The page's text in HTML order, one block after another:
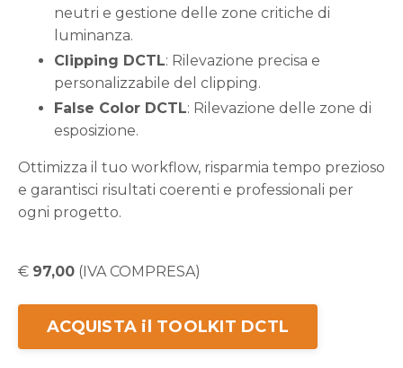
neutri e gestione delle zone critiche di
luminanza.
Clipping DCTL: Rilevazione precisa e
personalizzabile del clipping.
False Color DCTL: Rilevazione delle zone di
esposizione.
Ottimizza il tuo workflow, risparmia tempo prezioso
e garantisci risultati coerenti e professionali per
ogni progetto.
€ 97,00 (IVA COMPRESA)
ACQUISTA il TOOLKIT DCTL